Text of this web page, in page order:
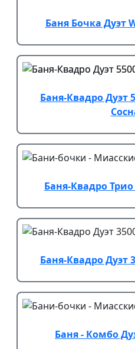
Баня Бочка Дуэт
Баня-Квадро Дуэт
Баня-Квадро
Баня-Квадро Дуэт
Баня - Комбо